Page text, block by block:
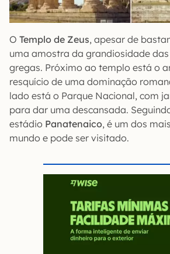
O Templo de Zeus, apesar de
uma amostra da grandiosidade
gregas. Próximo ao templo está o
resquício de uma dominação
lado está o Parque Nacional, com
para dar uma descansada.
estádio Panatenaico, é um dos
mundo e pode ser visitado.